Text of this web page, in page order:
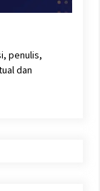
penulis,
dan